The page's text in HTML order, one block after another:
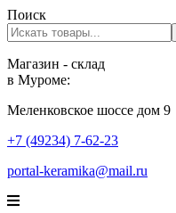
Поиск
Магазин - склад
в Муроме:
Меленковское шоссе дом 9
+7 (49234) 7-62-23
portal-keramika@mail.ru